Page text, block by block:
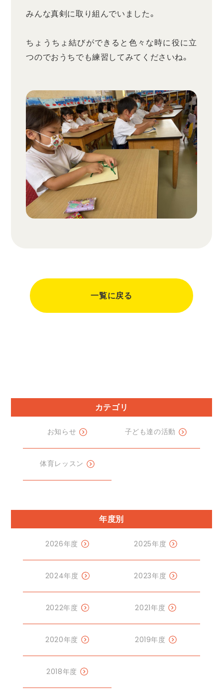
カテゴリ
お知らせ 子ども達の活動
体育レッスン
年度別
2026年度 2025年度
2024年度 2023年度
2022年度 2021年度
2020年度 2019年度
2018年度
みんな真剣に取り組んでいました。
ちょうちょ結びができると色々な時に役に立
つのでおうちでも練習してみてくださいね。
一覧に戻る